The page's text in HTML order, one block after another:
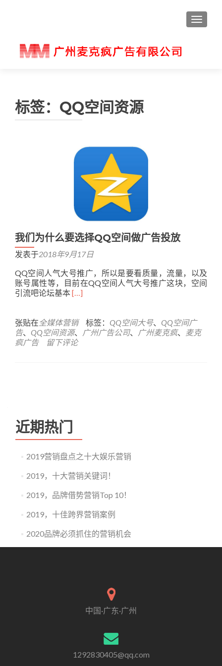
切换导
标签：QQ空间资源
我们为什么要选择QQ空间做广告投放
发表于2018年9月17日
QQ空间人气大号推广，所以是要看质量，流量，以及
账号属性等，目前在QQ空间人气大号推广这块，空间
引流吧论坛基本Read
我
们
为
间
做
广
告
投
放
[…]
张贴在全媒体营销 标签： QQ空间大号、 QQ空间广
告、 QQ空间资源、 广州广告公司、 广州麦克疯、
麦克
疯广告
留下评论
近期热门
2019营销盘点之十大娱乐营销
2019，十大营销关键词！
2019，品牌借势营销Top 10！
2019，十佳跨界营销案例
2020品牌必须抓住的营销机会
中国·广东·广州
1292830405@qq.com